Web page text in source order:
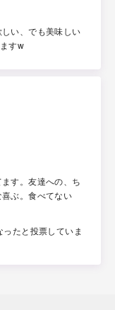
い、でも美味しい
すw
す。友達への、ち
ぶ。食べてない
たと投票していま